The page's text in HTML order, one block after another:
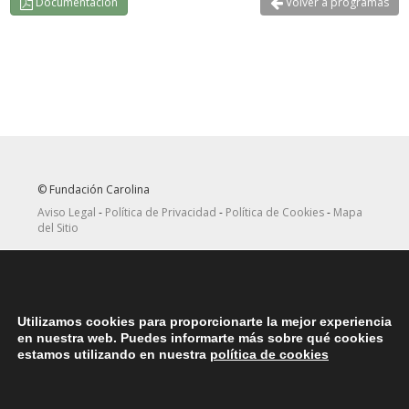
© Fundación Carolina
Aviso Legal - Política de Privacidad - Política de Cookies- Mapa
del Sitio
ASOCIACIONES
Contacta con la asociación de exbecarios de tu paísaquí
Utilizamos cookies para proporcionarte la mejor experiencia
en nuestra web. Puedes informarte más sobre qué cookies
estamos utilizando en nuestra política de cookies